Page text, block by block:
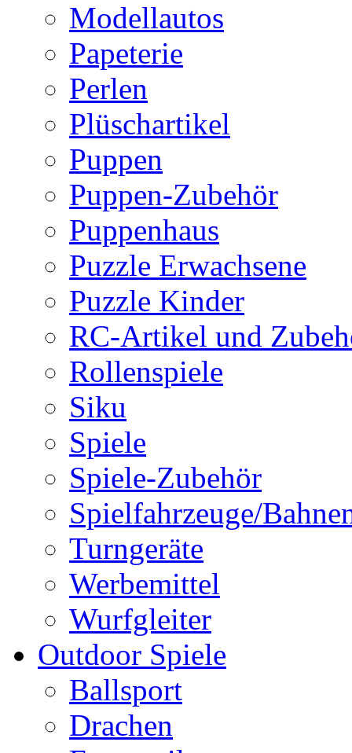
Modellautos
Papeterie
Perlen
Plüschartikel
Puppen
Puppen-Zubehör
Puppenhaus
Puzzle Erwachsene
Puzzle Kinder
RC-Artikel und
Rollenspiele
Siku
Spiele
Spiele-Zubehör
Spielfahrzeuge/
Turngeräte
Werbemittel
Wurfgleiter
Outdoor Spiele
Ballsport
Drachen